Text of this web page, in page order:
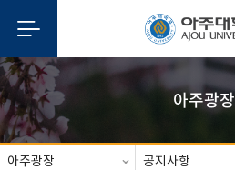
아주광장
아주광장 공지사항